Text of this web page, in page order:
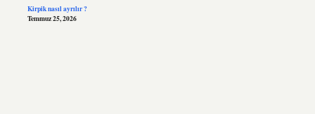
Kirpik nasıl ayrılır ?
Temmuz 25, 2026